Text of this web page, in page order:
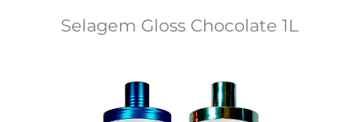
Selagem Gloss Chocolate 1L